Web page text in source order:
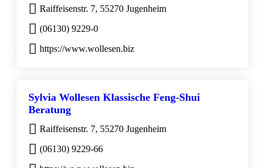
Raiffeisenstr. 7, 55270 Jugenheim
(06130) 9229-0
https://www.wollesen.biz
Sylvia Wollesen Klassische Feng-Shui
Beratung
Raiffeisenstr. 7, 55270 Jugenheim
(06130) 9229-66